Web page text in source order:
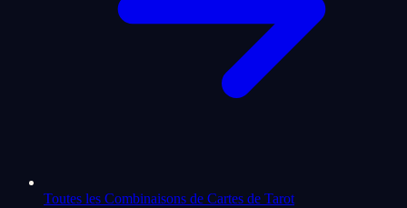
Toutes les Combinaisons de Cartes de Tarot